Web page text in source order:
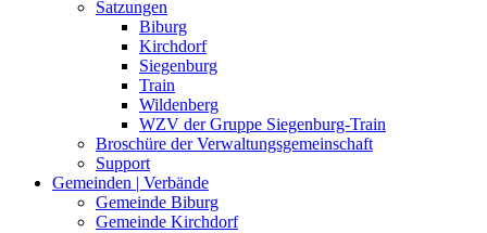
Satzungen
Biburg
Kirchdorf
Siegenburg
Train
Wildenberg
WZV der Gruppe Siegenburg-Train
Broschüre der Verwaltungsgemeinschaft
Support
Gemeinden | Verbände
Gemeinde Biburg
Gemeinde Kirchdorf